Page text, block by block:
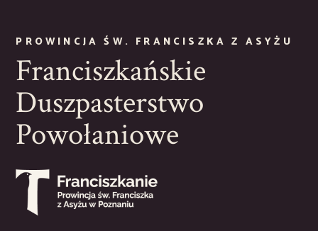
PROWINCJA ŚW. FRANCISZKA Z ASYŻU
Franciszkańskie
Duszpasterstwo
Powołaniowe